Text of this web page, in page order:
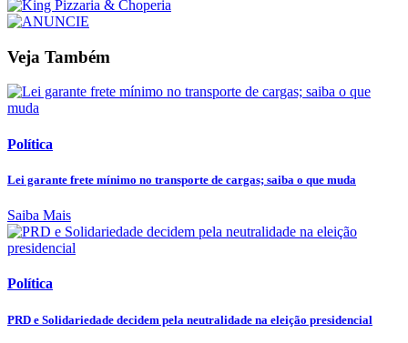
Veja Também
Política
Lei garante frete mínimo no transporte de cargas; saiba o que muda
Saiba Mais
Política
PRD e Solidariedade decidem pela neutralidade na eleição presidencial